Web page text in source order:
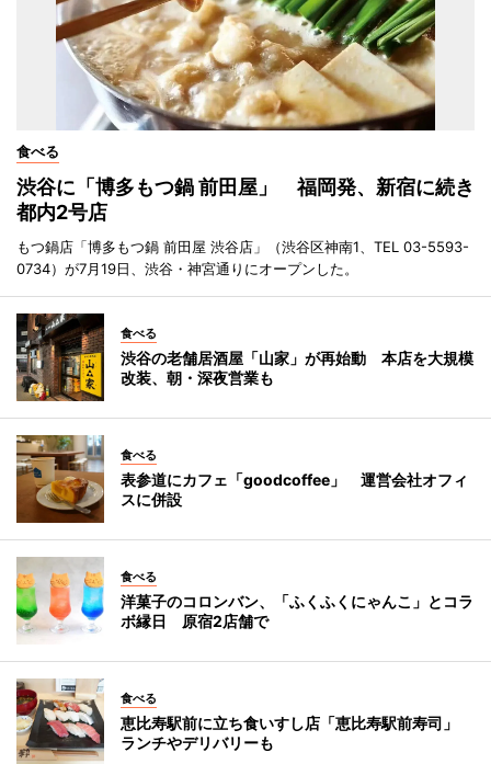
食べる
渋谷に「博多もつ鍋 前田屋」 福岡発、新宿に続き
都内2号店
もつ鍋店「博多もつ鍋 前田屋 渋谷店」（渋谷区神南1、TEL 03-5593-
0734）が7月19日、渋谷・神宮通りにオープンした。
食べる
渋谷の老舗居酒屋「山家」が再始動 本店を大規模
改装、朝・深夜営業も
食べる
表参道にカフェ「goodcoffee」 運営会社オフィ
スに併設
食べる
洋菓子のコロンバン、「ふくふくにゃんこ」とコラ
ボ縁日 原宿2店舗で
食べる
恵比寿駅前に立ち食いすし店「恵比寿駅前寿司」
ランチやデリバリーも